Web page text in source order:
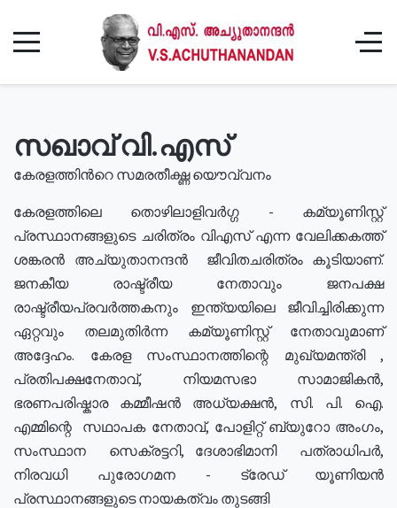
സഖാവ് വി.എസ്
കേരളത്തിൻറെ സമരതീക്ഷ്ണ യൌവ്വനം
കേരളത്തിലെ തൊഴിലാളിവർഗ്ഗ - കമ്യൂണിസ്റ്റ്
പ്രസ്ഥാനങ്ങളുടെ ചരിത്രം വിഎസ് എന്ന വേലിക്കകത്ത്
ശങ്കരൻ അച്യുതാനന്ദൻ ജീവിതചരിത്രം കൂടിയാണ്.
ജനകീയ രാഷ്ട്രീയ നേതാവും ജനപക്ഷ
രാഷ്ട്രീയപ്രവർത്തകനും ഇന്ത്യയിലെ ജീവിച്ചിരിക്കുന്ന
ഏറ്റവും തലമുതിർന്ന കമ്യൂണിസ്റ്റ് നേതാവുമാണ്
അദ്ദേഹം. കേരള സംസ്ഥാനത്തിന്റെ മുഖ്യമന്ത്രി ,
പ്രതിപക്ഷനേതാവ്, നിയമസഭാ സാമാജികൻ,
ഭരണപരിഷ്കാര കമ്മീഷൻ അധ്യക്ഷൻ, സി. പി. ഐ.
എമ്മിന്റെ സഥാപക നേതാവ്, പോളിറ്റ് ബ്യുറോ അംഗം,
സംസ്ഥാന സെക്രട്ടറി, ദേശാഭിമാനി പത്രാധിപർ,
നിരവധി പുരോഗമന - ട്രേഡ് യൂണിയൻ
പ്രസ്ഥാനങ്ങളുടെ നായകത്വം തുടങ്ങി